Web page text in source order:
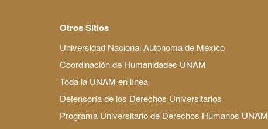
Otros Sitios
Universidad Nacional Autónoma de México
Coordinación de Humanidades UNAM
Toda la UNAM en línea
Defensoría de los Derechos Universitarios
Programa Universitario de Derechos Humanos UNAM